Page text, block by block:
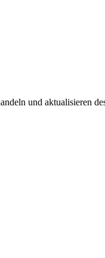
und aktualisieren